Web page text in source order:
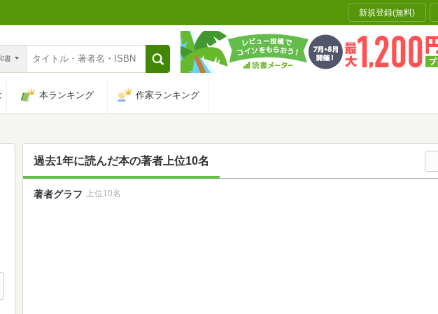
新規登録(無料)
書
本ランキング 作家ランキング
過去1年に読んだ本の著者上位10名
著者グラフ 上位10名